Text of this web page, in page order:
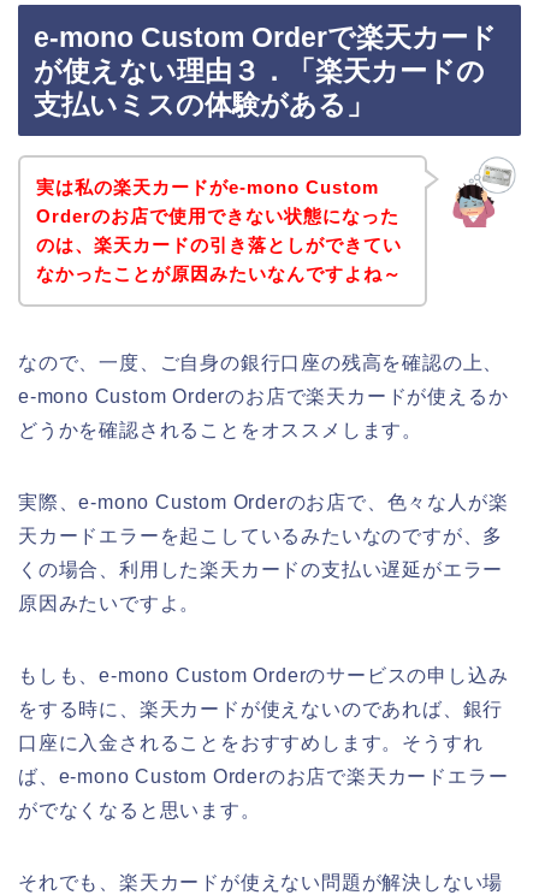
e-mono Custom Orderで楽天カード
が使えない理由３．「楽天カードの
支払いミスの体験がある」
実は私の楽天カードがe-mono Custom
Orderのお店で使用できない状態になった
のは、楽天カードの引き落としができてい
なかったことが原因みたいなんですよね～
なので、一度、ご自身の銀行口座の残高を確認の上、
e-mono Custom Orderのお店で楽天カードが使えるか
どうかを確認されることをオススメします。
実際、e-mono Custom Orderのお店で、色々な人が楽
天カードエラーを起こしているみたいなのですが、多
くの場合、利用した楽天カードの支払い遅延がエラー
原因みたいですよ。
もしも、e-mono Custom Orderのサービスの申し込み
をする時に、楽天カードが使えないのであれば、銀行
口座に入金されることをおすすめします。そうすれ
ば、e-mono Custom Orderのお店で楽天カードエラー
がでなくなると思います。
それでも、楽天カードが使えない問題が解決しない場